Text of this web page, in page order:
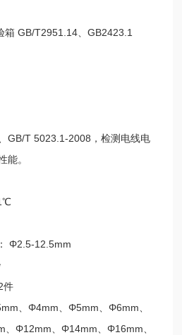
T 5023.1-2008，检测电线电
能。
Φ2.5-12.5mm
件
、Φ4mm、Φ5mm、Φ6mm、
Φ12mm、Φ14mm、Φ16mm、